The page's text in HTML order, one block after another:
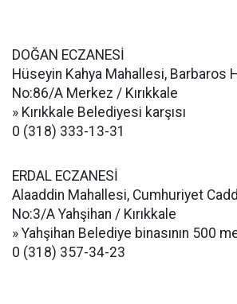
DOĞAN ECZANESİ
Hüseyin Kahya Mahallesi, Barbaros
No:86/A Merkez / Kırıkkale
» Kırıkkale Belediyesi karşısı
0 (318) 333-13-31
ERDAL ECZANESİ
Alaaddin Mahallesi, Cumhuriyet
No:3/A Yahşihan / Kırıkkale
» Yahşihan Belediye binasının 500
0 (318) 357-34-23